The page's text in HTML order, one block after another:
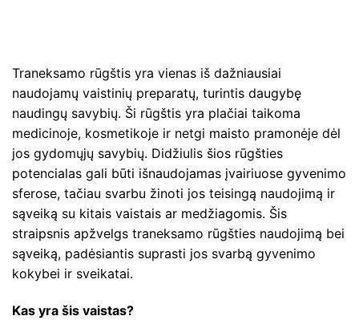
Traneksamo rūgštis yra vienas iš dažniausiai
naudojamų vaistinių preparatų, turintis daugybę
naudingų savybių. Ši rūgštis yra plačiai taikoma
medicinoje, kosmetikoje ir netgi maisto pramonėje dėl
jos gydomųjų savybių. Didžiulis šios rūgšties
potencialas gali būti išnaudojamas įvairiuose gyvenimo
sferose, tačiau svarbu žinoti jos teisingą naudojimą ir
sąveiką su kitais vaistais ar medžiagomis. Šis
straipsnis apžvelgs traneksamo rūgšties naudojimą bei
sąveiką, padėsiantis suprasti jos svarbą gyvenimo
kokybei ir sveikatai.
Kas yra šis vaistas?